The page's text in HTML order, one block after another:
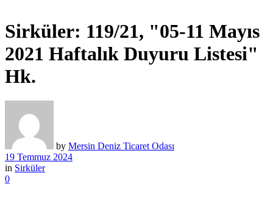
Sirküler: 119/21, "05-11 Mayıs
2021 Haftalık Duyuru Listesi"
Hk.
by Mersin Deniz Ticaret Odası
19 Temmuz 2024
in Sirküler
0